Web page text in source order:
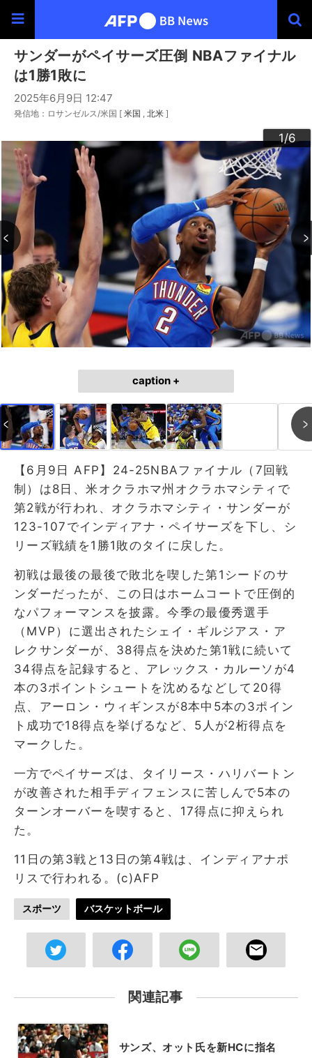
サンダーがペイサーズ圧倒 NBAファイナル
は1勝1敗に
2025年6月9日 12:47
発信地：ロサンゼルス/米国 [ 米国 北米 ]
1/6
2/6
3/6
4/6
5/6
6/6
caption +
【6月9日 AFP】24-25NBAファイナル（7回戦
制）は8日、米オクラホマ州オクラホマシティで
第2戦が行われ、オクラホマシティ・サンダーが
123-107でインディアナ・ペイサーズを下し、シ
リーズ戦績を1勝1敗のタイに戻した。
初戦は最後の最後で敗北を喫した第1シードのサ
ンダーだったが、この日はホームコートで圧倒的
なパフォーマンスを披露。今季の最優秀選手
（MVP）に選出されたシェイ・ギルジアス・ア
レクサンダーが、38得点を決めた第1戦に続いて
34得点を記録すると、アレックス・カルーソが4
本の3ポイントシュートを沈めるなどして20得
点、アーロン・ウィギンスが8本中5本の3ポイン
ト成功で18得点を挙げるなど、5人が2桁得点を
マークした。
一方でペイサーズは、タイリース・ハリバートン
が改善された相手ディフェンスに苦しんで5本の
ターンオーバーを喫すると、17得点に抑えられ
た。
11日の第3戦と13日の第4戦は、インディアナポ
リスで行われる。(c)AFP
スポーツ バスケットボール
関連記事
サンズ、オット氏を新HCに指名